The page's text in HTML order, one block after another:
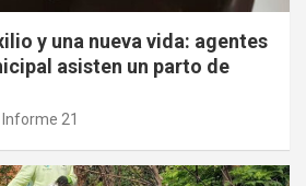
y una nueva vida: agentes
asisten un parto de
Informe 21